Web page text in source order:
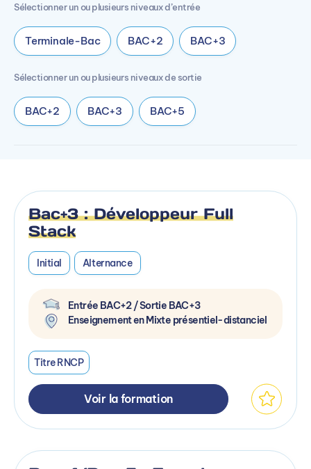
Sélectionner un ou plusieurs niveaux d’entrée
Terminale-Bac BAC+2 BAC+3
Sélectionner un ou plusieurs niveaux de sortie
BAC+2 BAC+3 BAC+5
Bac+3 : Développeur Full
Stack
Initial Alternance
Entrée BAC+2 / Sortie BAC+3
Enseignement en Mixte présentiel-distanciel
Titre RNCP
Voir la formation